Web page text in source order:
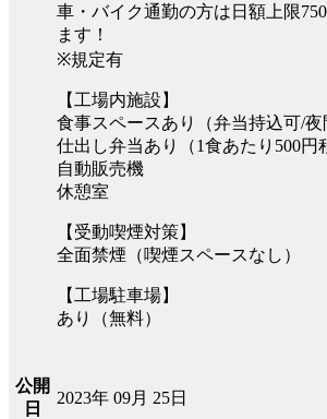
車・バイク通勤の方は日額上限
ます！
※規定有
【工場内施設】
食事スペースあり（弁当持込可/夜
仕出し弁当あり（1食あたり500円
自動販売機
休憩室
【受動喫煙対策】
全面禁煙（喫煙スペースなし）
【工場駐車場】
あり（無料）
公開
日
2023年 09月 25日